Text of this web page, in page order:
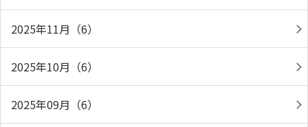
2025年11月（6）
2025年10月（6）
2025年09月（6）